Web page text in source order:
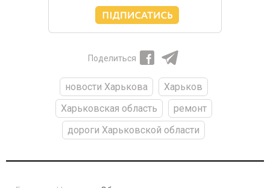
Поделиться
новости Харькова
Харьков
Харьковская область
ремонт
дороги Харьковской области